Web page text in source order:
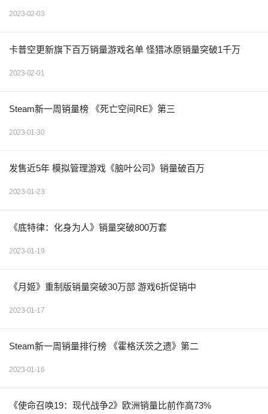
2023-02-03
卡普空更新旗下百万销量游戏名单 怪猎冰原销量突破1千万
2023-02-01
Steam新一周销量榜 《死亡空间RE》第三
2023-01-30
发售近5年 模拟管理游戏《脑叶公司》销量破百万
2023-01-23
《底特律：化身为人》销量突破800万套
2023-01-19
《月姬》重制版销量突破30万部 游戏6折促销中
2023-01-17
Steam新一周销量排行榜 《霍格沃茨之遗》第二
2023-01-16
《使命召唤19：现代战争2》欧洲销量比前作高73%